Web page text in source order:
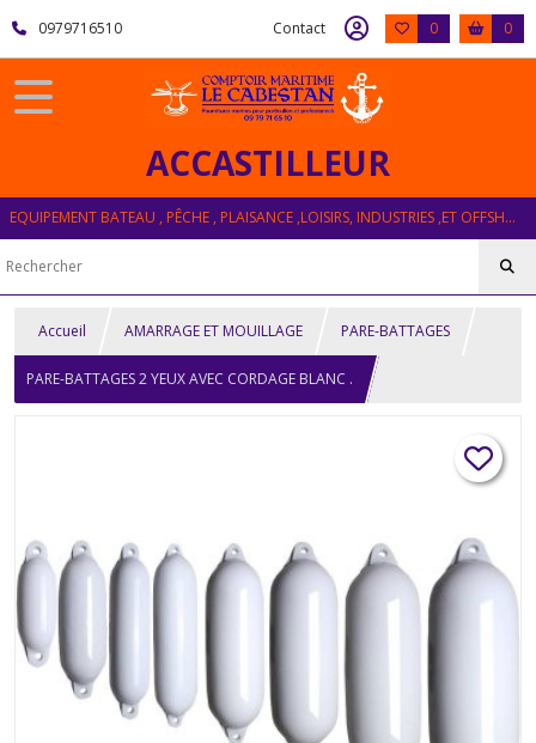
0979716510 Contact 0 0
ACCASTILLEUR
EQUIPEMENT BATEAU , PÊCHE , PLAISANCE ,LOISIRS, INDUSTRIES ,ET OFFSHORE
Accueil AMARRAGE ET MOUILLAGE PARE-BATTAGES
PARE-BATTAGES 2 YEUX AVEC CORDAGE BLANC .